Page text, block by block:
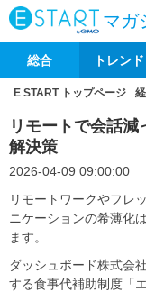
マガ
総合 トレンド
E START トップページ
リモートで会話
解決策
2026-04-09 09:00:00
リモートワークやフレ
ニケーションの希薄化
ます。
ダッシュボード株式会
する食事代補助制度「